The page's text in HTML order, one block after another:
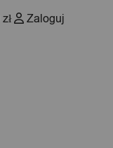
zł
Zaloguj